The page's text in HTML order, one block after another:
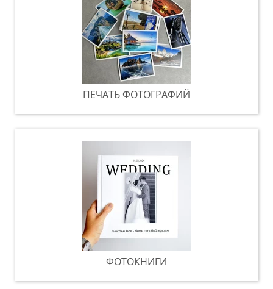
ПЕЧАТЬ ФОТОГРАФИЙ
ФОТОКНИГИ